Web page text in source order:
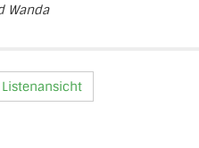
Wanda